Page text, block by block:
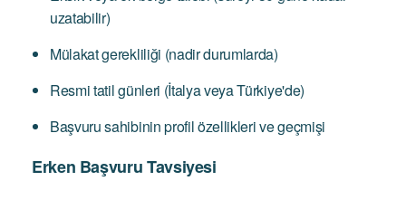
uzatabilir)
Mülakat gerekliliği (nadir durumlarda)
Resmi tatil günleri (İtalya veya Türkiye'de)
Başvuru sahibinin profil özellikleri ve geçmişi
Erken Başvuru Tavsiyesi